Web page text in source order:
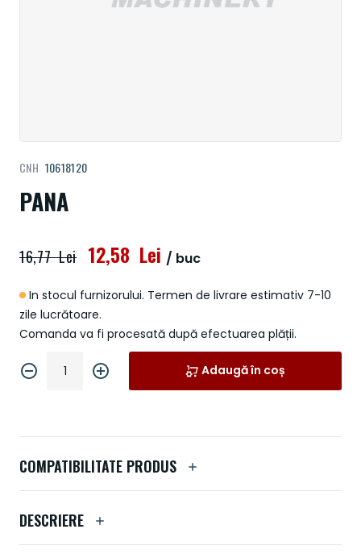
PANA
CNH 10618120
In stocul furnizorului. Termen de livrare estimativ 7-10
zile lucrătoare.
Comanda va fi procesată după efectuarea plății.
12,58 Lei
16,77 Lei / buc
Adaugă în coș
la
începutul
galeriei
imagini
COMPATIBILITATE PRODUS
DESCRIERE